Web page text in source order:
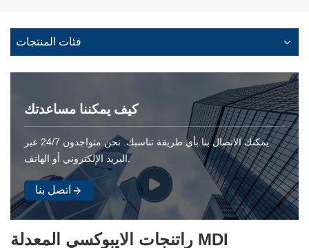
فئات المنتجات
كيف يمكننا مساعدتك
يمكنك الاتصال بنا بأي طريقة تناسبك. نحن متواجدون 24/7 عبر
البريد الإلكتروني أو الهاتف.
اتصل بنا
راتنجات الايبوكسي المعدلة MDI